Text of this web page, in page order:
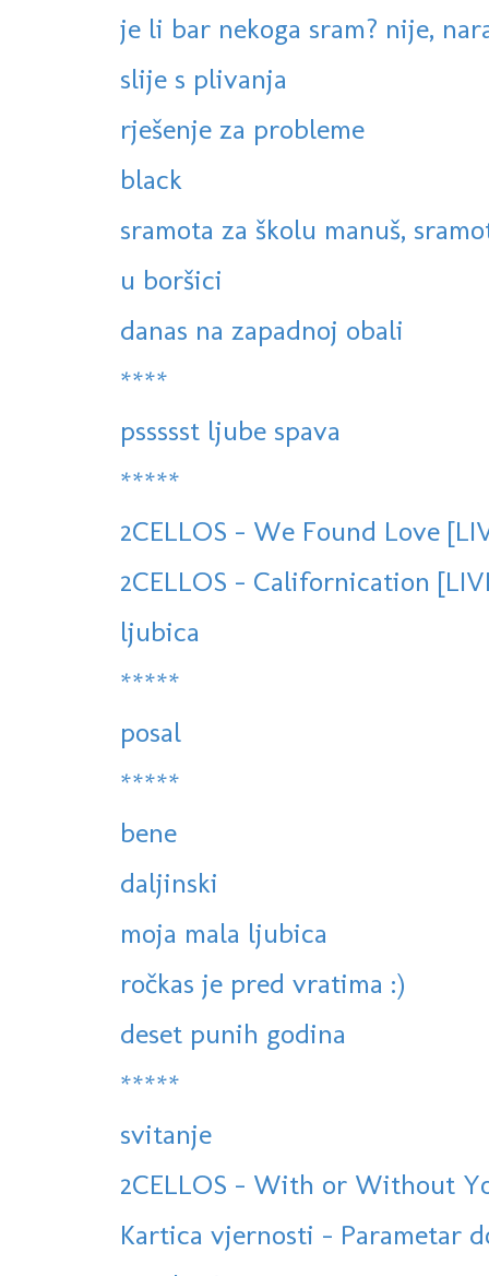
je li bar nekoga sram? nije,
slije s plivanja
rješenje za probleme
black
sramota za školu manuš,
u boršici
danas na zapadnoj obali
****
pssssst ljube spava
*****
2CELLOS - We Found Love
2CELLOS - Californication
ljubica
*****
posal
*****
bene
daljinski
moja mala ljubica
ročkas je pred vratima :)
deset punih godina
*****
svitanje
2CELLOS - With or Without
Kartica vjernosti - Parametar